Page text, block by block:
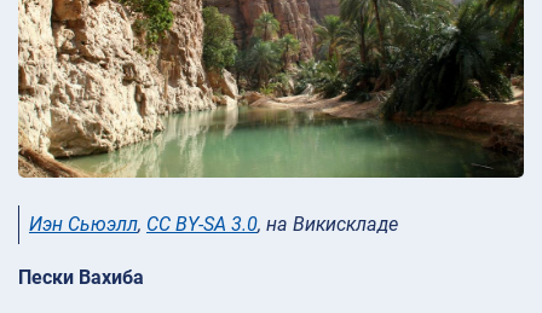
Иэн Сьюэлл, CC BY-SA 3.0, на Викискладе
Пески Вахиба